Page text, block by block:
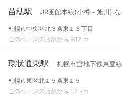
苗穂駅 JR函館本線(小樽～旭川)
札幌市中央区北３条東１３丁目
このページの店舗から 932 m
環状通東駅 札幌市営地下鉄東豊線
札幌市東区北１５条東１５
このページの店舗から 1.2 km